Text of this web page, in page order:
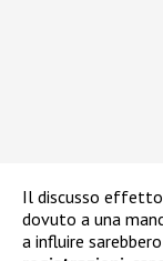
Il discusso effetto
dovuto a una
a influire